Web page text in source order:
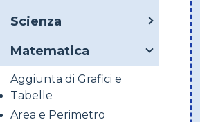
Scienza
Matematica
Aggiunta di Grafici e
Tabelle
Area e Perimetro